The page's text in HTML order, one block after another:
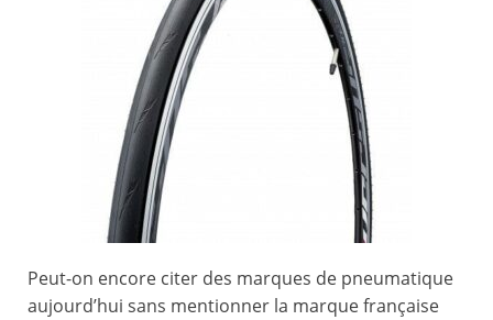
Peut-on encore citer des marques de pneumatique
aujourd’hui sans mentionner la marque française